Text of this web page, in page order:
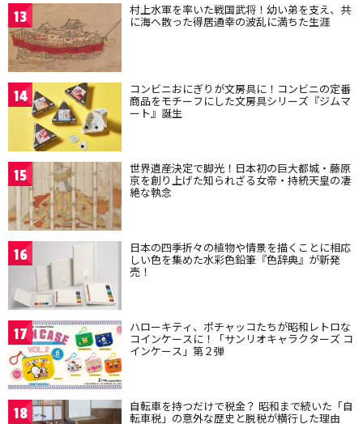
13 村上水軍を率いた戦国武将！幼い弟を支え、共
に海へ散った得居通幸の波乱に満ちた生涯
14 コンビニおにぎりが文房具に！コンビニの定番
商品をモチーフにした文房具シリーズ『ジムマ
ート』誕生
15 世界遺産決定で脚光！日本初の巨大都城・藤原
京を創り上げた知られざる女帝・持統天皇の凄
絶な執念
16 日本の四季折々の植物や情景を描くことに相応
しい色を集めた水彩色鉛筆『色辞典』が新発
売！
17 ハローキティ、ポチャッコたちが昭和レトロな
コインケースに！「サンリオキャラクターズ コ
インケース」第２弾
18 自転車を持つだけで税金？ 昭和まで続いた「自
転車税」の意外な歴史と脱税が横行した理由